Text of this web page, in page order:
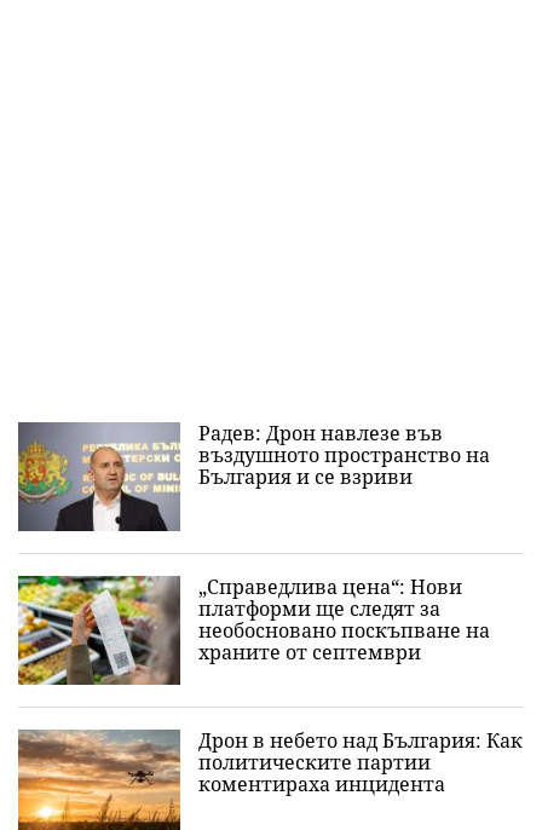
Радев: Дрон навлезе във
въздушното пространство на
България и се взриви
„Справедлива цена“: Нови
платформи ще следят за
необосновано поскъпване на
храните от септември
Дрон в небето над България: Как
политическите партии
коментираха инцидента